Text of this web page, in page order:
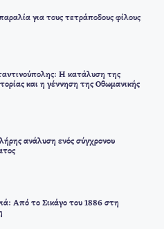
για τους τετράποδους φίλους
Η κατάλυση της
και η γέννηση της Οθωμανικής
ανάλυση ενός σύγχρονου
Από το Σικάγο του 1886 στη